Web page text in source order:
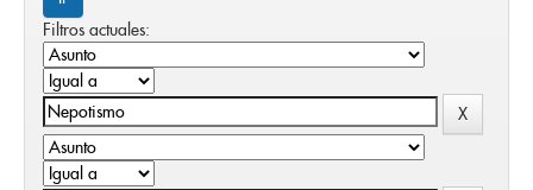
Filtros actuales: